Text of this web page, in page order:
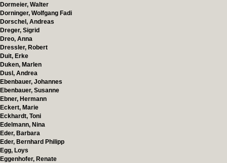
Dormeier, Walter
Dorninger, Wolfgang Fadi
Dorschel, Andreas
Dreger, Sigrid
Dreo, Anna
Dressler, Robert
Duit, Erke
Duken, Marlen
Dusl, Andrea
Ebenbauer, Johannes
Ebenbauer, Susanne
Ebner, Hermann
Eckert, Marie
Eckhardt, Toni
Edelmann, Nina
Eder, Barbara
Eder, Bernhard Philipp
Egg, Loys
Eggenhofer, Renate